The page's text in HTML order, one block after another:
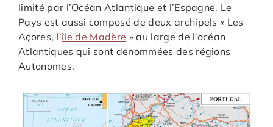
limité par l’Océan Atlantique et l’Espagne. Le
Pays est aussi composé de deux archipels « Les
Açores, l’île de Madère » au large de l’océan
Atlantiques qui sont dénommées des régions
Autonomes.